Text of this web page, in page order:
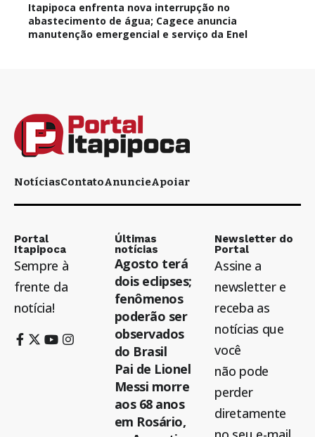
Itapipoca enfrenta nova interrupção no
abastecimento de água; Cagece anuncia
manutenção emergencial e serviço da Enel
NotíciasContatoAnuncieApoiar
Portal
Itapipoca
Sempre à
frente da
notícia!
Últimas
notícias
Agosto terá
dois eclipses;
fenômenos
poderão ser
observados
do Brasil
Pai de Lionel
Messi morre
aos 68 anos
em Rosário,
Newsletter do
Portal
Assine a
newsletter e
receba as
notícias que
você
não pode
perder
diretamente